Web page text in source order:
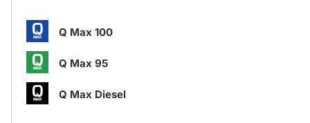
Q Max 100
Q Max 95
Q Max Diesel